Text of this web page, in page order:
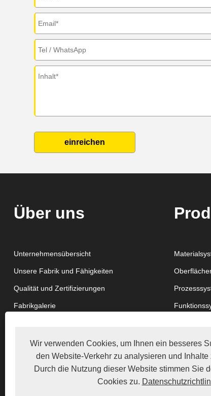
einreichen
Über uns
Unternehmensübersicht
Unsere Fabrik und Fähigkeiten
Qualität und Zertifizierungen
Fabrikgalerie
Wir verwenden Cookies, um Ihnen ein besseres
den Website-Verkehr zu analysieren und
Durch die Nutzung dieser Website stimmen Sie
Cookies zu.